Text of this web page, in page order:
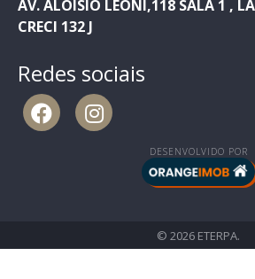
AV. ALOÍSIO LEONI,118 SALA 1 ,
CRECI 132 J
Redes sociais
DESENVOLVIDO POR
© 2026 ETERPA.